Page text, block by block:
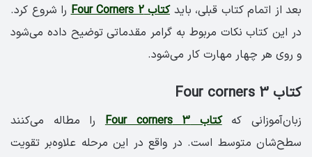
بعد از اتمام کتاب قبلی، بایدکتاب Four Corners 2
را شروع کرد.
در این کتاب نکات مربوط به گرامر مقدماتی توضیح داده می‌شود
و روی هر چهار مهارت کار می‌شود.
کتاب 3 Four corners
زبان‌آموزانی کهکتاب 3 Four corners
را مطاله می‌کنند
سطح‌شان متوسط است. در واقع در این مرحله علاوه‌بر تقویت